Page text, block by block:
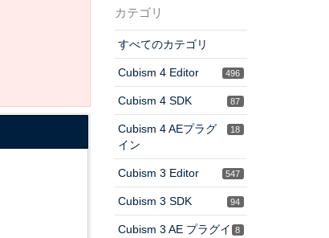
カテゴリ
すべてのカテゴリ
496
Cubism 4 Editor
87
Cubism 4 SDK
18
Cubism 4 AEプラグ
イン
547
Cubism 3 Editor
94
Cubism 3 SDK
8
Cubism 3 AE プラグイ